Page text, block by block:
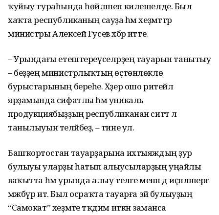
ҡуйыу тураһында һөйләшеп килешелде. Был
хаҡта республиканың сауҙа һәм хеҙмәттәр
министры Алексей Гусев хәбәр итте.
– Урындағы етештереүселәрҙең тауарын танытыу
– беҙҙең министрлыҡтың өҫтөнлөклө
бурыстарының береһе. Хәҙер ошо ритейл
ярҙамында сифатлы һәм уникаль
продукциябыҙҙың республиканан ситтә лә
танылыуын теләйбеҙ, – тине ул.
Башҡортостан тауарҙарына ихтыяждың ҙур
булыуы уларҙы һатып алыусыларҙың уңайлы
ваҡытта һәм урында алыу теләге менән дә иҫәпләшергә
мәжбүр итә. Был осраҡта тауарға эйә булыуҙың
“Самокат” хеҙмәте тәҡдим иткән заманса